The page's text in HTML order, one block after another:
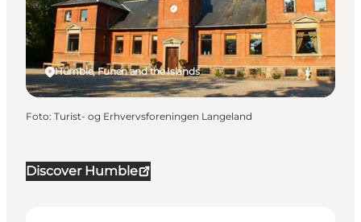
Discover Humble
Humble, Funen and the Islands
Foto: Turist- og Erhvervsforeningen Langeland